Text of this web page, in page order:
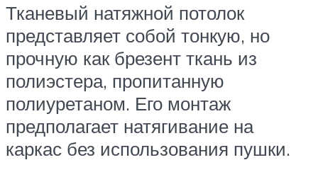
Тканевый натяжной потолок
представляет собой тонкую, но
прочную как брезент ткань из
полиэстера, пропитанную
полиуретаном. Его монтаж
предполагает натягивание на
каркас без использования пушки.